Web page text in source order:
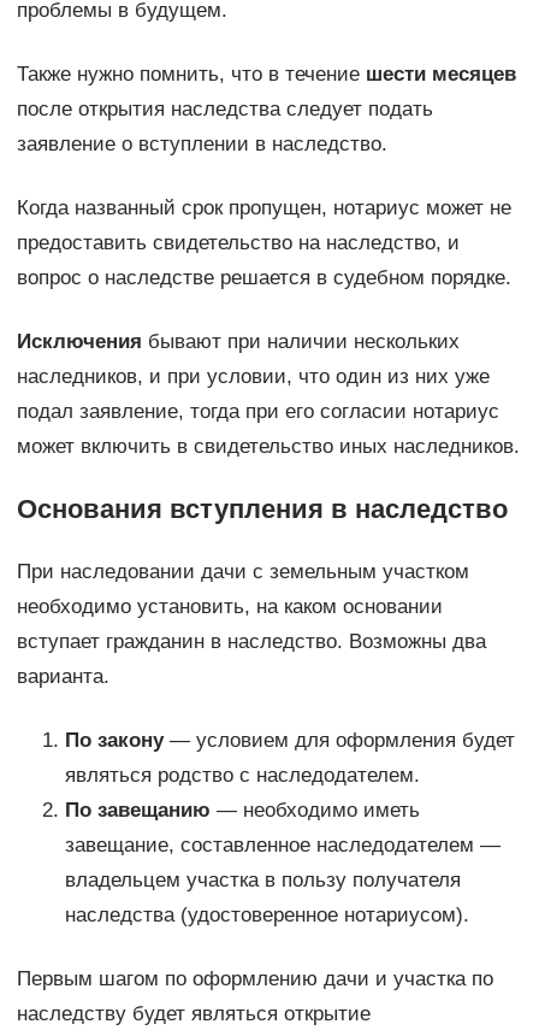
проблемы в будущем.
Также нужно помнить, что в течение шести месяцев
после открытия наследства следует подать
заявление о вступлении в наследство.
Когда названный срок пропущен, нотариус может не
предоставить свидетельство на наследство, и
вопрос о наследстве решается в судебном порядке.
Исключения бывают при наличии нескольких
наследников, и при условии, что один из них уже
подал заявление, тогда при его согласии нотариус
может включить в свидетельство иных наследников.
Основания вступления в наследство
При наследовании дачи с земельным участком
необходимо установить, на каком основании
вступает гражданин в наследство. Возможны два
варианта.
По закону— условием для оформления будет
являться родство с наследодателем.
По завещанию — необходимо иметь
завещание, составленное наследодателем —
владельцем участка в пользу получателя
наследства (удостоверенное нотариусом).
Первым шагом по оформлению дачи и участка по
наследству будет являться открытие